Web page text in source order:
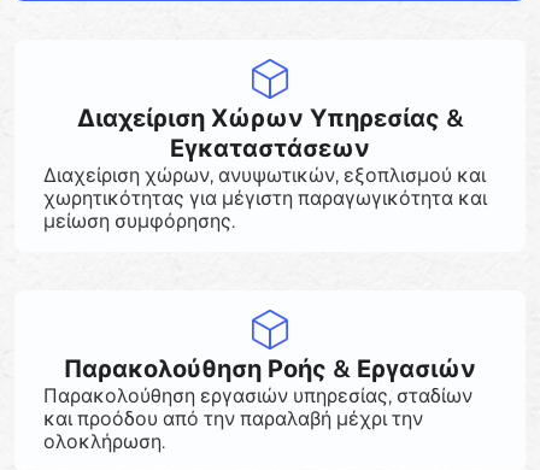
Διαχείριση Χώρων Υπηρεσίας &
Εγκαταστάσεων
Διαχείριση χώρων, ανυψωτικών, εξοπλισμού και
χωρητικότητας για μέγιστη παραγωγικότητα και
μείωση συμφόρησης.
Παρακολούθηση Ροής & Εργασιών
Παρακολούθηση εργασιών υπηρεσίας, σταδίων
και προόδου από την παραλαβή μέχρι την
ολοκλήρωση.